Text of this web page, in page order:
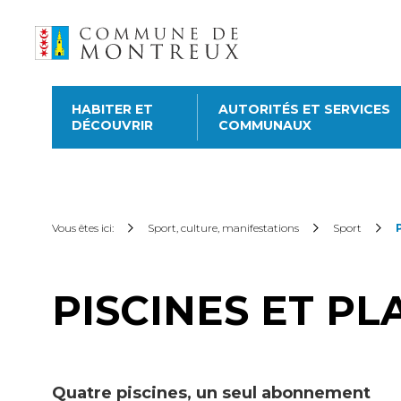
HABITER ET
DÉCOUVRIR
AUTORITÉS ET SERVICES
COMMUNAUX
Découvrir le nouveau
guichet virtuel
Pour commander une
catégories ci-dessous.
Vous êtes ici: Sport, culture, manifestations Sport
PISCINES ET
Quatre piscines, un seul abonnement